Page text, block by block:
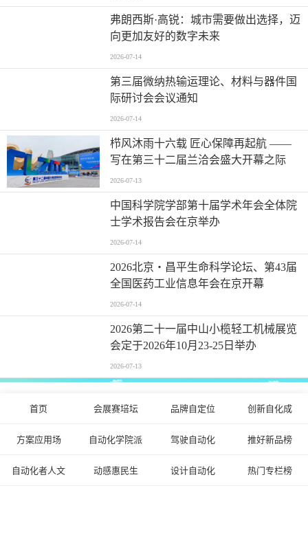
弗朗西斯·高锐：城市需要做出选择，迈
向更加友好的数字未来
2026-07-14
第三届微纳热输运理论、材料与器件国
际研讨会会议通知
2026-07-14
栉风沐雨十六载 匠心保障再起航 ——
写在第三十二届兰洽会盛大开幕之际
2026-07-13
中国科学院学部第十届学术年会全体院
士学术报告会在京举办
2026-07-14
2026北京・昌平生命科学论坛、第43届
全国医药工业信息年会在京开幕
2026-07-14
2026第二十一届中山小榄轻工机械展览
会定于2026年10月23-25日举办
2026-07-13
首页 会展赛培坛 品牌自定位 创新自化成
方案应用场 自动化学院派 驾驶自动化 推好新品榜
自动化者人文 动感惠民生 设计自动化 热门专栏榜
京ICP备11042658号-1
京公网安备 11010802024739号 微信：17812161557